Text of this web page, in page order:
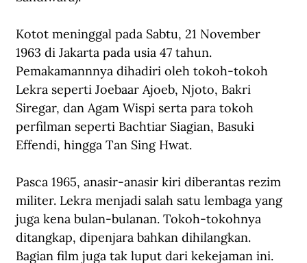
Kotot meninggal pada Sabtu, 21 November
1963 di Jakarta pada usia 47 tahun.
Pemakamannnya dihadiri oleh tokoh-tokoh
Lekra seperti Joebaar Ajoeb, Njoto, Bakri
Siregar, dan Agam Wispi serta para tokoh
perfilman seperti Bachtiar Siagian, Basuki
Effendi, hingga Tan Sing Hwat.
Pasca 1965, anasir-anasir kiri diberantas rezim
militer. Lekra menjadi salah satu lembaga yang
juga kena bulan-bulanan. Tokoh-tokohnya
ditangkap, dipenjara bahkan dihilangkan.
Bagian film juga tak luput dari kekejaman ini.